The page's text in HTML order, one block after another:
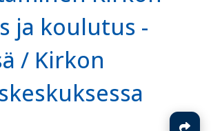
ja koulutus -
/ Kirkon